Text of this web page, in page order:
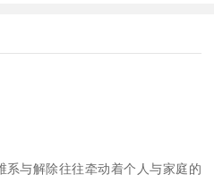
系与解除往往牵动着个人与家庭的